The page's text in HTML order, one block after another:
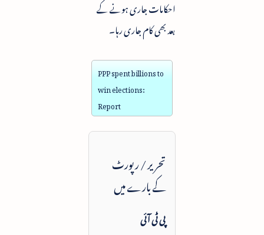
احکامات جاری ہونے کے
بعد بھی کام جاری رہا۔
PPP spent billions to
win elections:
Report
تحریر / رپورٹ
کے بارے میں
پی ٹی آئی